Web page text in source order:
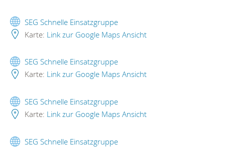
SEG Schnelle Einsatzgruppe
Karte: Link zur Google Maps Ansicht
SEG Schnelle Einsatzgruppe
Karte: Link zur Google Maps Ansicht
SEG Schnelle Einsatzgruppe
Karte: Link zur Google Maps Ansicht
SEG Schnelle Einsatzgruppe